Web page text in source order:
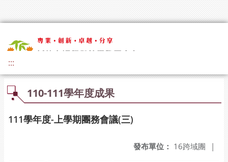
:::
110-111學年度成果
111學年度-上學期團務會議(三)
發布單位： 16跨域團 |